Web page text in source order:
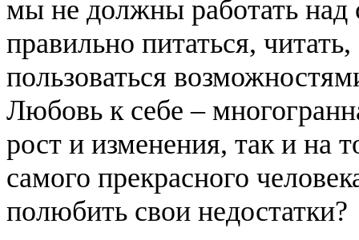
мы не должны работать над
правильно питаться,
пользоваться
Любовь к себе –
рост и изменения, так и на
самого прекрасного
полюбить свои недостатки?